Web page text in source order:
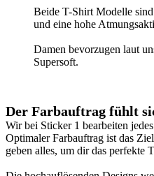
Beide T-Shirt Modelle
und eine hohe
Damen bevorzugen laut
Supersoft.
Der Farbauftrag fühlt
Wir bei Sticker 1 bearbeiten
Optimaler Farbauftrag ist das
geben alles, um dir das perfekte